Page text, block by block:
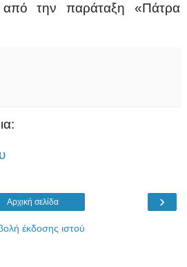
την παράταξη «Πάτρα
›
Αρχική σελίδα
έκδοσης ιστού